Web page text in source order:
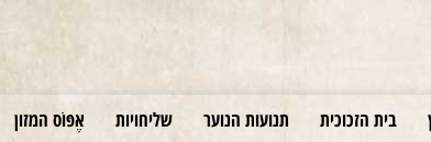
בית הזכוכית תנועות הנוער שליחויות אֶפּוֹס המזון